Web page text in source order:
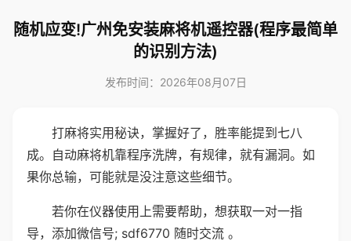
随机应变!广州免安装麻将机遥控器(程序最简单
的识别方法)
发布时间：2026年08月07日
打麻将实用秘诀，掌握好了，胜率能提到七八
成。自动麻将机靠程序洗牌，有规律，就有漏洞。如
果你总输，可能就是没注意这些细节。
若你在仪器使用上需要帮助，想获取一对一指
导，添加微信号; sdf6770 随时交流 。